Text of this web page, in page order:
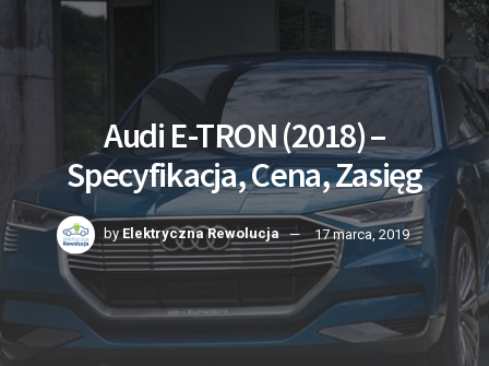
Audi E-TRON (2018) –
Specyfikacja, Cena, Zasięg
by Elektryczna Rewolucja 17 marca, 2019